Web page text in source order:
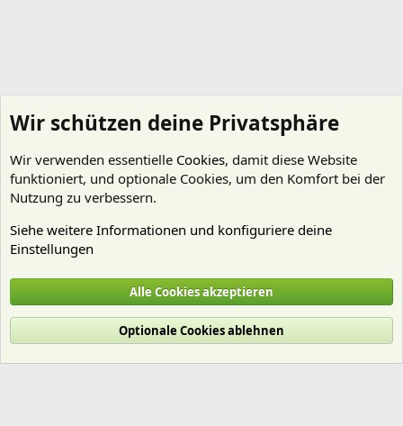
Cookies
Deutsch (Du)
Nutzungsbedingungen
Datenschutz Hilfe und Impressum
R
Wir schützen deine Privatsphäre
Wir verwenden essentielle Cookies, damit diese Website
funktioniert, und optionale Cookies, um den Komfort bei der
Nutzung zu verbessern.
Siehe weitere Informationen und konfiguriere deine
Einstellungen
Alle Cookies akzeptieren
Optionale Cookies ablehnen